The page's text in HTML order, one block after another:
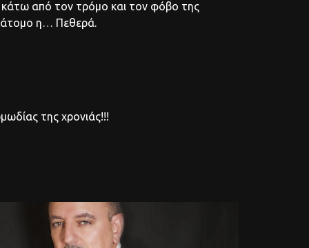
κάτω από τον τρόμο και τον φόβο της
άτομο η… Πεθερά.
της χρονιάς!!!